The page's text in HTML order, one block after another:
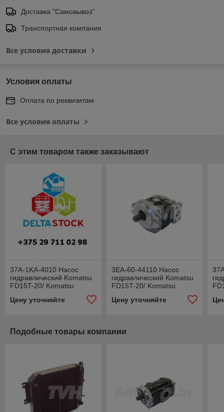
Доставка "Самовывоз"
Транспортная компания
Все условия доставки
Условия оплаты
Оплата по реквизитам
Все условия оплаты
С этим товаром также заказывают
37A-1KA-4010 Насос
гидравлический Komatsu
FD15T-20/ Komatsu
Цену уточняйте
3EA-60-44110 Насос
гидравлический Komatsu
FD15T-20/ Komatsu
Цену уточняйте
Подобные товары компании